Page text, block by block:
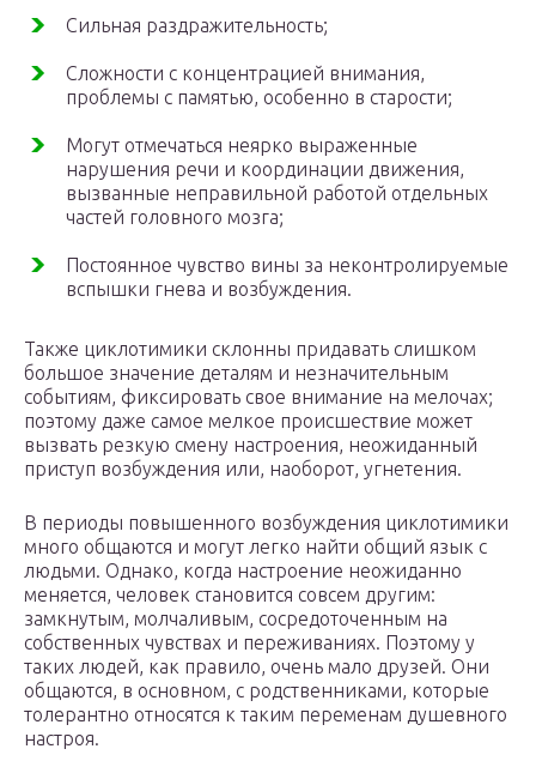
Сильная раздражительность;
Сложности с концентрацией внимания,
проблемы с памятью, особенно в старости;
Могут отмечаться неярко выраженные
нарушения речи и координации движения,
вызванные неправильной работой отдельных
частей головного мозга;
Постоянное чувство вины за неконтролируемые
вспышки гнева и возбуждения.
Также циклотимики склонны придавать слишком
большое значение деталям и незначительным
событиям, фиксировать свое внимание на мелочах;
поэтому даже самое мелкое происшествие может
вызвать резкую смену настроения, неожиданный
приступ возбуждения или, наоборот, угнетения.
В периоды повышенного возбуждения циклотимики
много общаются и могут легко найти общий язык с
людьми. Однако, когда настроение неожиданно
меняется, человек становится совсем другим:
замкнутым, молчаливым, сосредоточенным на
собственных чувствах и переживаниях. Поэтому у
таких людей, как правило, очень мало друзей. Они
общаются, в основном, с родственниками, которые
толерантно относятся к таким переменам душевного
настроя.